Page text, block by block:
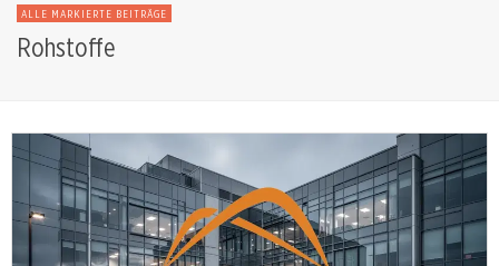
Green Bridge Metals Aktie: 1.640 Meter Bohrprogramm startet
PANDION vor Weichenstellung am 1. September
McEwen Mining Aktie: Fox Complex hebt Prognose um 25 Prozent
ALLE MARKIERTE BEITRÄGE
Rohstoffe